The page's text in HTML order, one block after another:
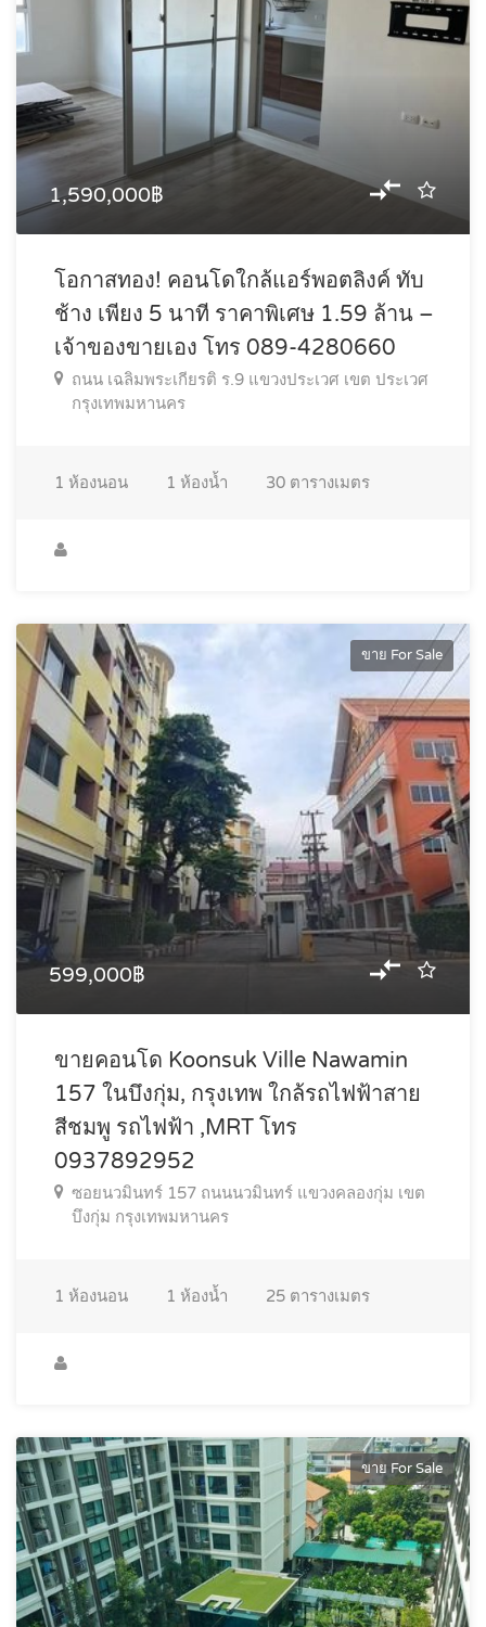
1,590,000฿
โอกาสทอง! คอนโดใกล้แอร์พอตลิงค์ ทับ
ช้าง เพียง 5 นาที ราคาพิเศษ 1.59 ล้าน –
เจ้าของขายเอง โทร 089-4280660
ถนน เฉลิมพระเกียรติ ร.9 แขวงประเวศ เขต ประเวศ
กรุงเทพมหานคร
1 ห้องนอน 1 ห้องน้ำ 30 ตารางเมตร
ขาย For Sale
599,000฿
ขายคอนโด Koonsuk Ville Nawamin
157 ในบึงกุ่ม, กรุงเทพ ใกล้รถไฟฟ้าสาย
สีชมพู รถไฟฟ้า ,MRT โทร
0937892952
ซอยนวมินทร์ 157 ถนนนวมินทร์ แขวงคลองกุ่ม เขต
บึงกุ่ม กรุงเทพมหานคร
1 ห้องนอน 1 ห้องน้ำ 25 ตารางเมตร
ขาย For Sale